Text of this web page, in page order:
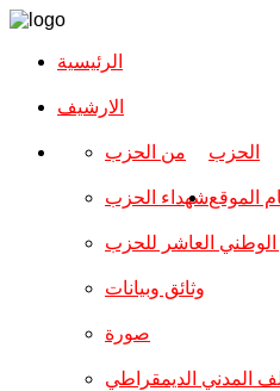
الرئيسية
الارشیف
الحزب من الحزب
شهداء الحزب
الوطني العاشر للحزب
وثائق وبيانات
الموقع
صورة
المدني الديمقراطي